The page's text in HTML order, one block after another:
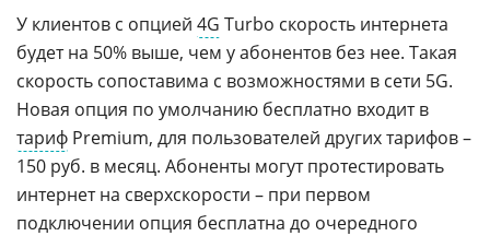
У клиентов с опцией 4G Turbo скорость интернета
будет на 50% выше, чем у абонентов без нее. Такая
скорость сопоставима с возможностями в сети 5G.
Новая опция по умолчанию бесплатно входит в
тариф Premium, для пользователей других тарифов –
150 руб. в месяц. Абоненты могут протестировать
интернет на сверхскорости – при первом
подключении опция бесплатна до очередного